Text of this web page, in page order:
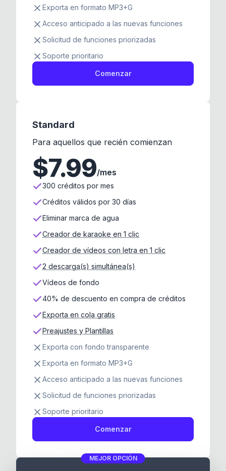
Exporta en formato MP3+G
Acceso anticipado a las nuevas funciones
Solicitud de funciones priorizadas
Soporte prioritario
Comenzar
Standard
Para aquellos que recién comienzan
$7.99/mes
300 créditos por mes
Créditos válidos por 30 días
Eliminar marca de agua
Creador de karaoke en 1 clic
Creador de vídeos con letra en 1 clic
2 descarga(s) simultánea(s)
Vídeos de fondo
40% de descuento en compra de créditos
Exporta en cola gratis
Preajustes y Plantillas
Exporta con fondo transparente
Exporta en formato MP3+G
Acceso anticipado a las nuevas funciones
Solicitud de funciones priorizadas
Soporte prioritario
Comenzar
MEJOR OPCIÓN